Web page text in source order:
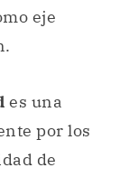
eje
es una
por los
de